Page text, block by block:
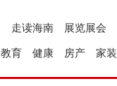
展览展会
走读海南
家装
房产
健康
教育